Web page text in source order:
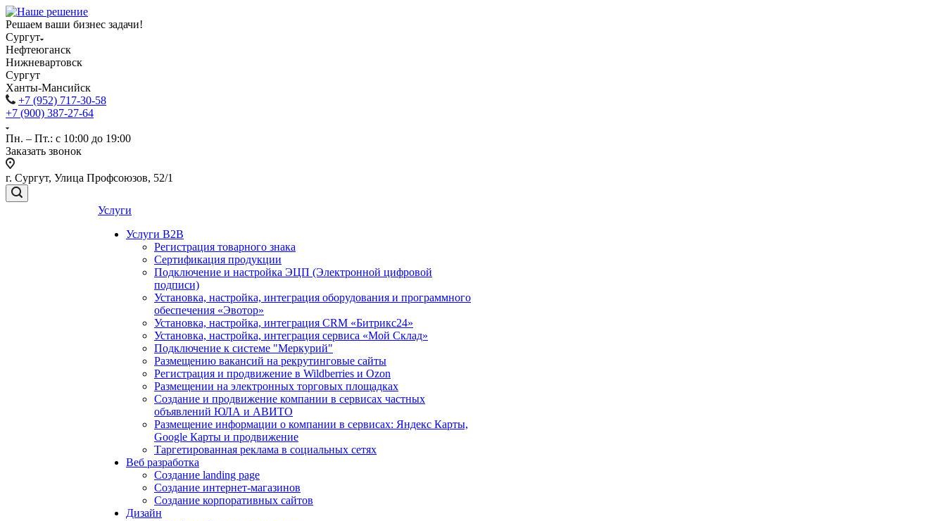
Решаем ваши бизнес задачи!
Сургут
Нефтеюганск
Нижневартовск
Сургут
Ханты-Мансийск
+7 (952) 717-30-58
+7 (900) 387-27-64
Пн. – Пт.: с 10:00 до 19:00
Заказать звонок
г. Сургут, Улица Профсоюзов, 52/1
Услуги
Услуги B2B
Регистрация товарного знака
Сертификация продукции
Подключение и настройка ЭЦП (Электронной цифровой
подписи)
Установка, настройка, интеграция оборудования и программного
обеспечения «Эвотор»
Установка, настройка, интеграция CRM «Битрикс24»
Установка, настройка, интеграция сервиса «Мой Склад»
Подключение к системе "Меркурий"
Размещению вакансий на рекрутинговые сайты
Регистрация и продвижение в Wildberries и Ozon
Размещении на электронных торговых площадках
Создание и продвижение компании в сервисах частных
объявлений ЮЛА и АВИТО
Размещение информации о компании в сервисах: Яндекс Карты,
Google Карты и продвижение
Таргетированная реклама в социальных сетях
Веб разработка
Создание landing page
Создание интернет-магазинов
Создание корпоративных сайтов
Дизайн